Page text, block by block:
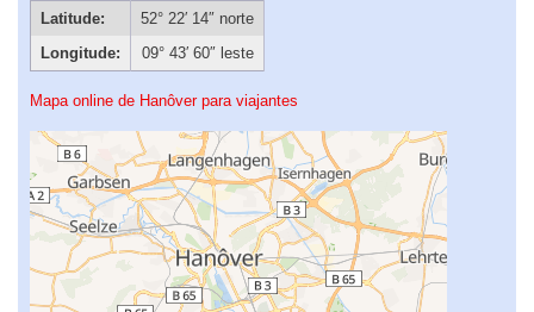
Latitude:
52° 22′ 14″ norte
Longitude:
09° 43′ 60″ leste
Mapa online de Hanôver para viajantes